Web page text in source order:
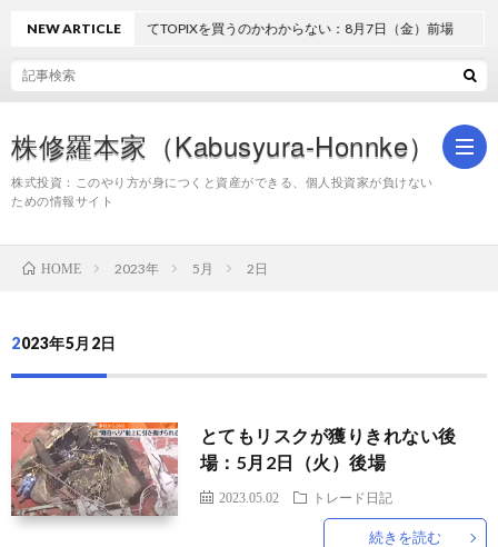
株修羅本家（Kabusyura-Honnke）
株式投資：このやり方が身につくと資産ができる、個人投資家が負けない
ための情報サイト
NEW ARTICLE
どうしてTOPIXを買うのかわからない：8月7日（金）前場
HOME 2023年 5月 2日
2023年5月2日
とてもリスクが獲りきれない後
場：5月2日（火）後場
2023.05.02 トレード日記
続きを読む